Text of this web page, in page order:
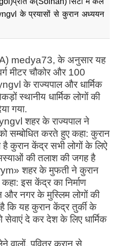
के प्रयासों से कुरान अध्ययन
medya73, के अनुसार यह
मीटर चौकोर और 100
के राज्यपाल और धार्मिक
स्थानीय धार्मिक लोगों की
गया.
शहर के राज्यपाल ने
सम्बोधित करते हुए कहा: कुरान
है कुरान केंद्र सभी लोगों के लिऐ
की तलाश की जगह है
शहर के मुफती ने कुरान
इस केंद्र का निर्माण
और नगर के मुस्लिम लोगों की
कि यह कुरान केंद्र तुर्की के
सेवाएं दे कर देश के लिए धार्मिक